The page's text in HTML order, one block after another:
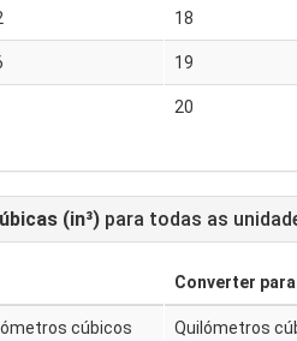
18
19
20
(in³) para todas as
cúbicos
Converter para
Quilómetros